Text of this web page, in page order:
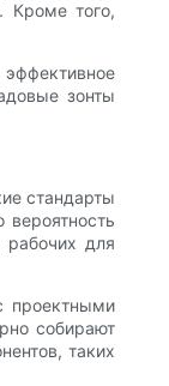
Кроме того,
зонты
стандарты
рабочих для
проектными
собирают
таких